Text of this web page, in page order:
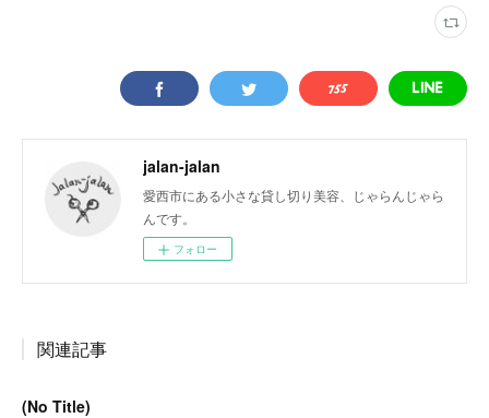
jalan-jalan
愛西市にある小さな貸し切り美容、じゃらんじゃら
んです。
フォロー
関連記事
(No Title)